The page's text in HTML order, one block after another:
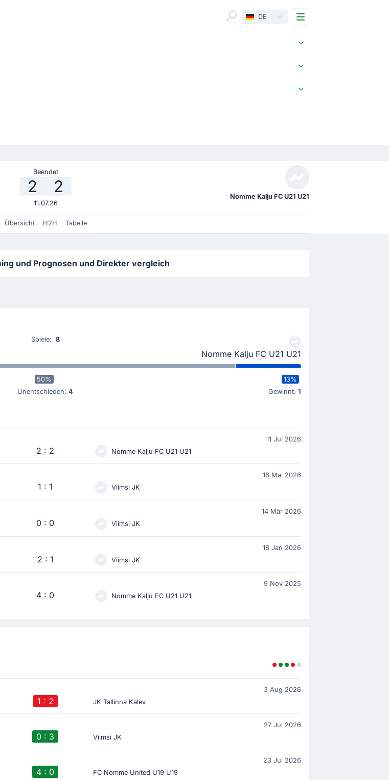
DE Menu
Beendet
2 2
11.07.26
Nomme Kalju FC U21 U21
Übersicht H2H Tabelle
und Prognosen und Direkter vergleich
Spiele: 8
Nomme Kalju FC U21 U21
50%
Unentschieden:4
13%
Gewinnt: 1
11 Jul 2026
2 : 2 Nomme Kalju FC U21 U21
16 Mai 2026
1 : 1 Viimsi JK
14 Mär 2026
0 : 0 Viimsi JK
18 Jan 2026
2 : 1 Viimsi JK
9 Nov 2025
4 : 0 Nomme Kalju FC U21 U21
3 Aug 2026
1 : 2 JK Tallinna Kalev
27 Jul 2026
0 : 3 Viimsi JK
23 Jul 2026
4 : 0 FC Nomme United U19 U19